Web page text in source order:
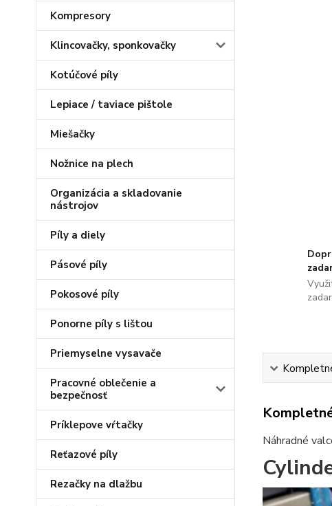
Kompresory
Klincovačky, sponkovačky
Kotúčové píly
Lepiace / taviace pištole
Miešačky
Nožnice na plech
Organizácia a skladovanie
nástrojov
Píly a diely
Pásové píly
Pokosové píly
Ponorne píly s lištou
Priemyselne vysavače
Pracovné oblečenie a
bezpečnosť
Príklepove vŕtačky
Reťazové píly
Rezačky na dlažbu
Náhradné